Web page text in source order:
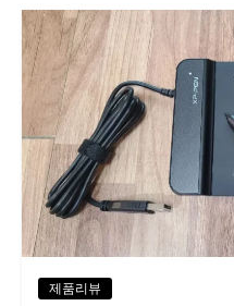
제품리뷰